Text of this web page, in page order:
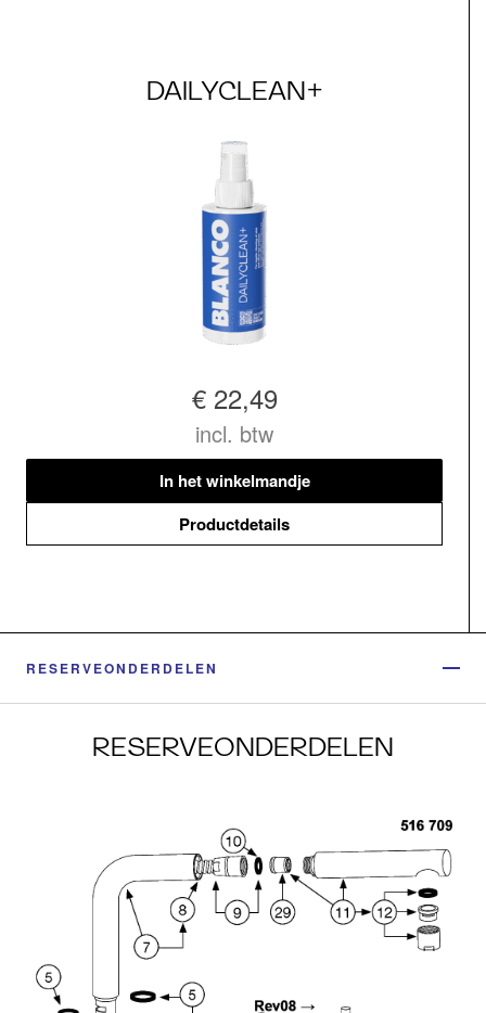
DAILYCLEAN+
€ 22,49
incl. btw
In het winkelmandje
Productdetails
RESERVEONDERDELEN
RESERVEONDERDELEN